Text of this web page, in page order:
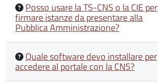
Posso usare la TS-CNS o la CIE per
firmare istanze da presentare alla
Pubblica Amministrazione?
Quale software devo installare per
accedere al portale con la CNS?